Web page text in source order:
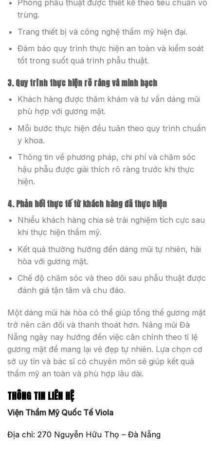
Phòng phẫu thuật được thiết kế theo tiêu chuẩn vô
trùng.
Trang thiết bị và công nghệ thẩm mỹ hiện đại.
Đảm bảo quy trình thực hiện an toàn và kiểm soát
tốt trong suốt quá trình phẫu thuật.
3. Quy trình thực hiện rõ ràng và minh bạch
Khách hàng được thăm khám và tư vấn dáng mũi
phù hợp với gương mặt.
Mỗi bước thực hiện đều tuân theo quy trình chuẩn
y khoa.
Thông tin về phương pháp, chi phí và chăm sóc
hậu phẫu được giải thích rõ ràng trước khi thực
hiện.
4. Phản hồi thực tế từ khách hàng đã thực hiện
Nhiều khách hàng chia sẻ trải nghiệm tích cực sau
khi thực hiện thẩm mỹ.
Kết quả thường hướng đến dáng mũi tự nhiên, hài
hòa với gương mặt.
Chế độ chăm sóc và theo dõi sau phẫu thuật được
đánh giá tận tâm và chu đáo.
Một dáng mũi hài hòa có thể giúp tổng thể gương mặt
trở nên cân đối và thanh thoát hơn. Nâng mũi Đà
Nẵng ngày nay hướng đến việc cân chỉnh theo tỉ lệ
gương mặt để mang lại vẻ đẹp tự nhiên. Lựa chọn cơ
sở uy tín và bác sĩ có chuyên môn sẽ giúp kết quả
thẩm mỹ an toàn và phù hợp lâu dài.
THÔNG TIN LIÊN HỆ
Viện Thẩm Mỹ Quốc Tế Viola
Địa chỉ: 270 Nguyễn Hữu Thọ – Đà Nẵng